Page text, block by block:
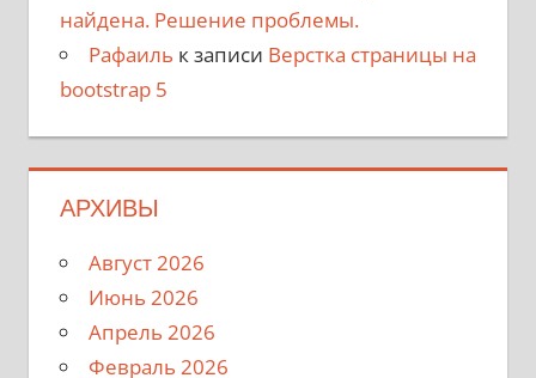
найдена. Решение проблемы.
Рафаиль к записи Верстка страницы на
bootstrap 5
АРХИВЫ
Август 2026
Июнь 2026
Апрель 2026
Февраль 2026